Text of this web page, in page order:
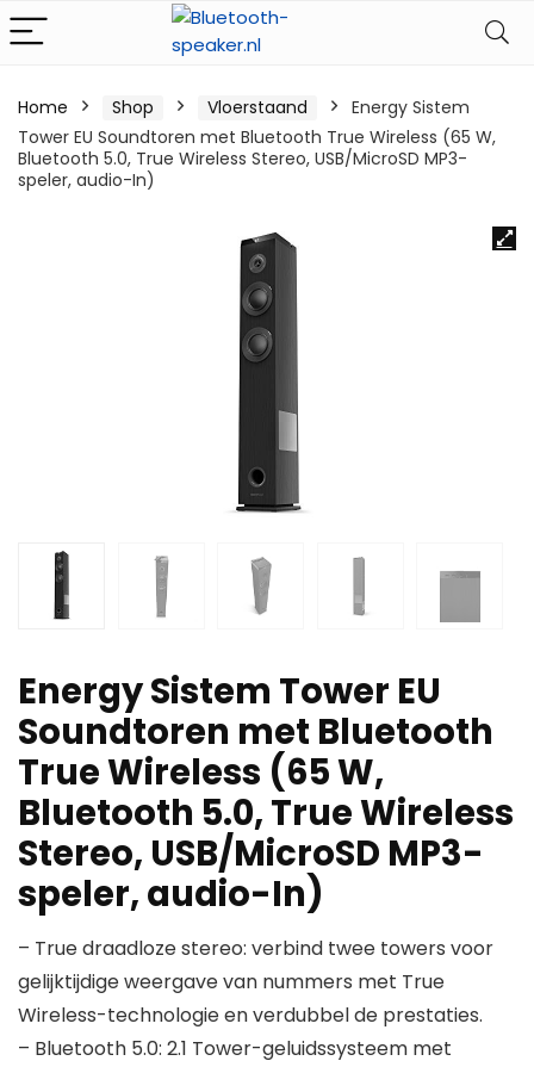
Home Shop Vloerstaand
Energy Sistem
Tower EU Soundtoren met Bluetooth True Wireless (65 W,
Bluetooth 5.0, True Wireless Stereo, USB/MicroSD MP3-
speler, audio-In)
Energy Sistem Tower EU
Soundtoren met Bluetooth
True Wireless (65 W,
Bluetooth 5.0, True Wireless
Stereo, USB/MicroSD MP3-
speler, audio-In)
– True draadloze stereo: verbind twee towers voor
gelijktijdige weergave van nummers met True
Wireless-technologie en verdubbel de prestaties.
– Bluetooth 5.0: 2.1 Tower-geluidssysteem met